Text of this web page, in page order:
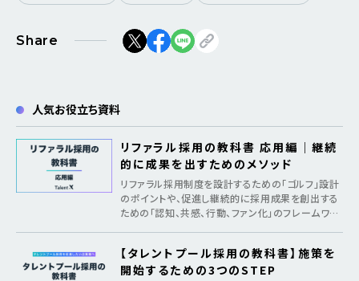
Share
人気お役立ち資料
リファラル採用の教科書 応用編｜継続
的に成果を出すためのメソッド
リファラル採用制度を設計するための「ゴルフ」設計
のポイントや、促進し継続的に採用成果を創出する
ための「認知、共感、行動、ファン化」のフレームワー
【タレントプール採用の教科書】施策を
開始するための3つのSTEP